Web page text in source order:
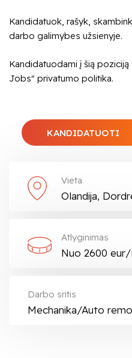
Kandidatuok, rašyk,
darbo galimybes užsienyje.
Kandidatuodami į šią
Jobs" privatumo politika.
KANDIDATUOTI
Vieta
Olandija,
Atlyginimas
Nuo 2600
Darbo sritis
Mechanika/Auto